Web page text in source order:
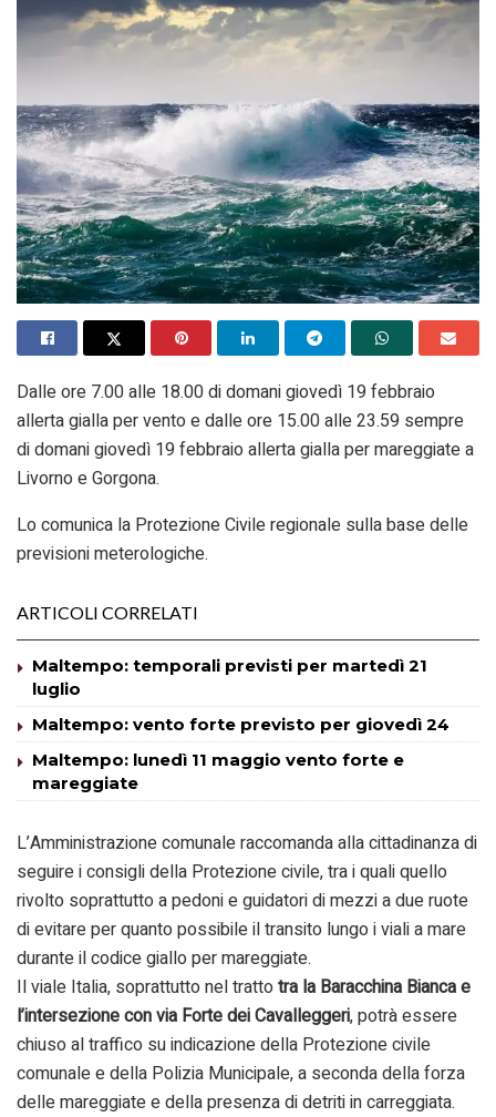
Dalle ore 7.00 alle 18.00 di domani giovedì 19 febbraio
allerta gialla per vento e dalle ore 15.00 alle 23.59 sempre
di domani giovedì 19 febbraio allerta gialla per mareggiate a
Livorno e Gorgona.
Lo comunica la Protezione Civile regionale sulla base delle
previsioni meterologiche.
ARTICOLI CORRELATI
Maltempo: temporali previsti per martedì 21
luglio
Maltempo: vento forte previsto per giovedì 24
Maltempo: lunedì 11 maggio vento forte e
mareggiate
L’Amministrazione comunale raccomanda alla cittadinanza di
seguire i consigli della Protezione civile, tra i quali quello
rivolto soprattutto a pedoni e guidatori di mezzi a due ruote
di evitare per quanto possibile il transito lungo i viali a mare
durante il codice giallo per mareggiate.
Il viale Italia, soprattutto nel trattotra la Baracchina Bianca e
l’intersezione con via Forte dei Cavalleggeri, potrà essere
chiuso al traffico su indicazione della Protezione civile
comunale e della Polizia Municipale, a seconda della forza
delle mareggiate e della presenza di detriti in carreggiata.